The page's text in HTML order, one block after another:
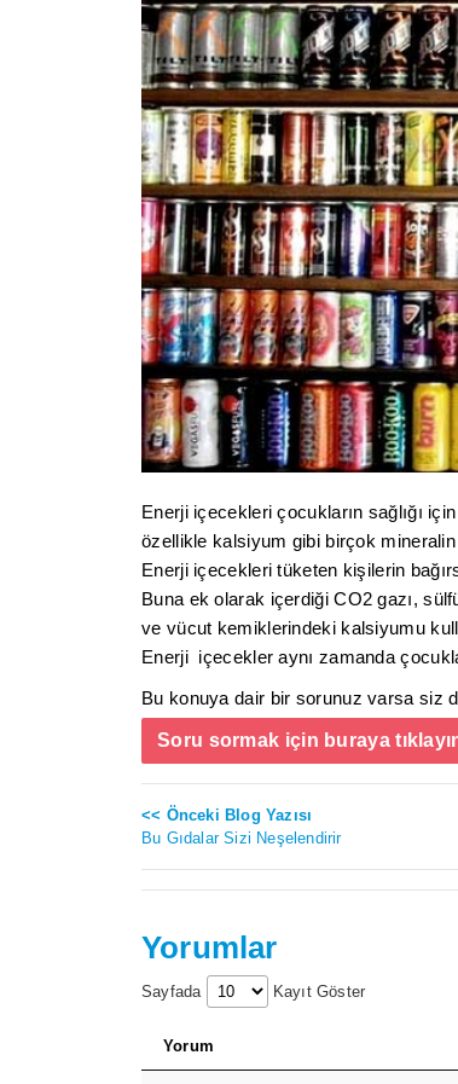
Enerji içecekleri çocukların sağlığı
özellikle kalsiyum gibi birçok
Enerji içecekleri tüketen kişilerin
Buna ek olarak içerdiği CO2 gazı,
ve vücut kemiklerindeki kalsiyumu
Enerji içecekler aynı zamanda
Bu konuya dair bir sorunuz varsa siz
Soru sormak için buraya
<< Önceki Blog Yazısı
Bu Gıdalar Sizi Neşelendirir
Yorumlar
Sayfada Kayıt Göster
Yorum